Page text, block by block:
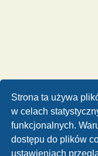
Strona ta używa
w celach
funkcjonalnych.
dostępu do plików
ustawieniach